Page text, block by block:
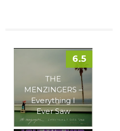
THE
MENZINGERS –
Everything I
Ever Saw
6.5